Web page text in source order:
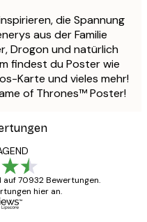
die Spannung
aus der Familie
Drogon und natürlich
findest du Poster wie
Karte und vieles mehr!
of Thrones™ Poster!
auf 70932 Bewertungen.
hier an.